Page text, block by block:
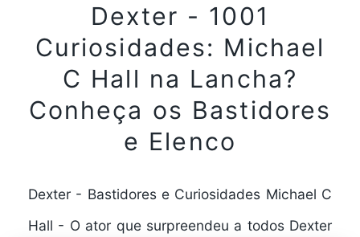
Dexter - 1001
Curiosidades: Michael
C Hall na Lancha?
Conheça os Bastidores
e Elenco
Dexter - Bastidores e Curiosidades Michael C
Hall - O ator que surpreendeu a todos Dexter